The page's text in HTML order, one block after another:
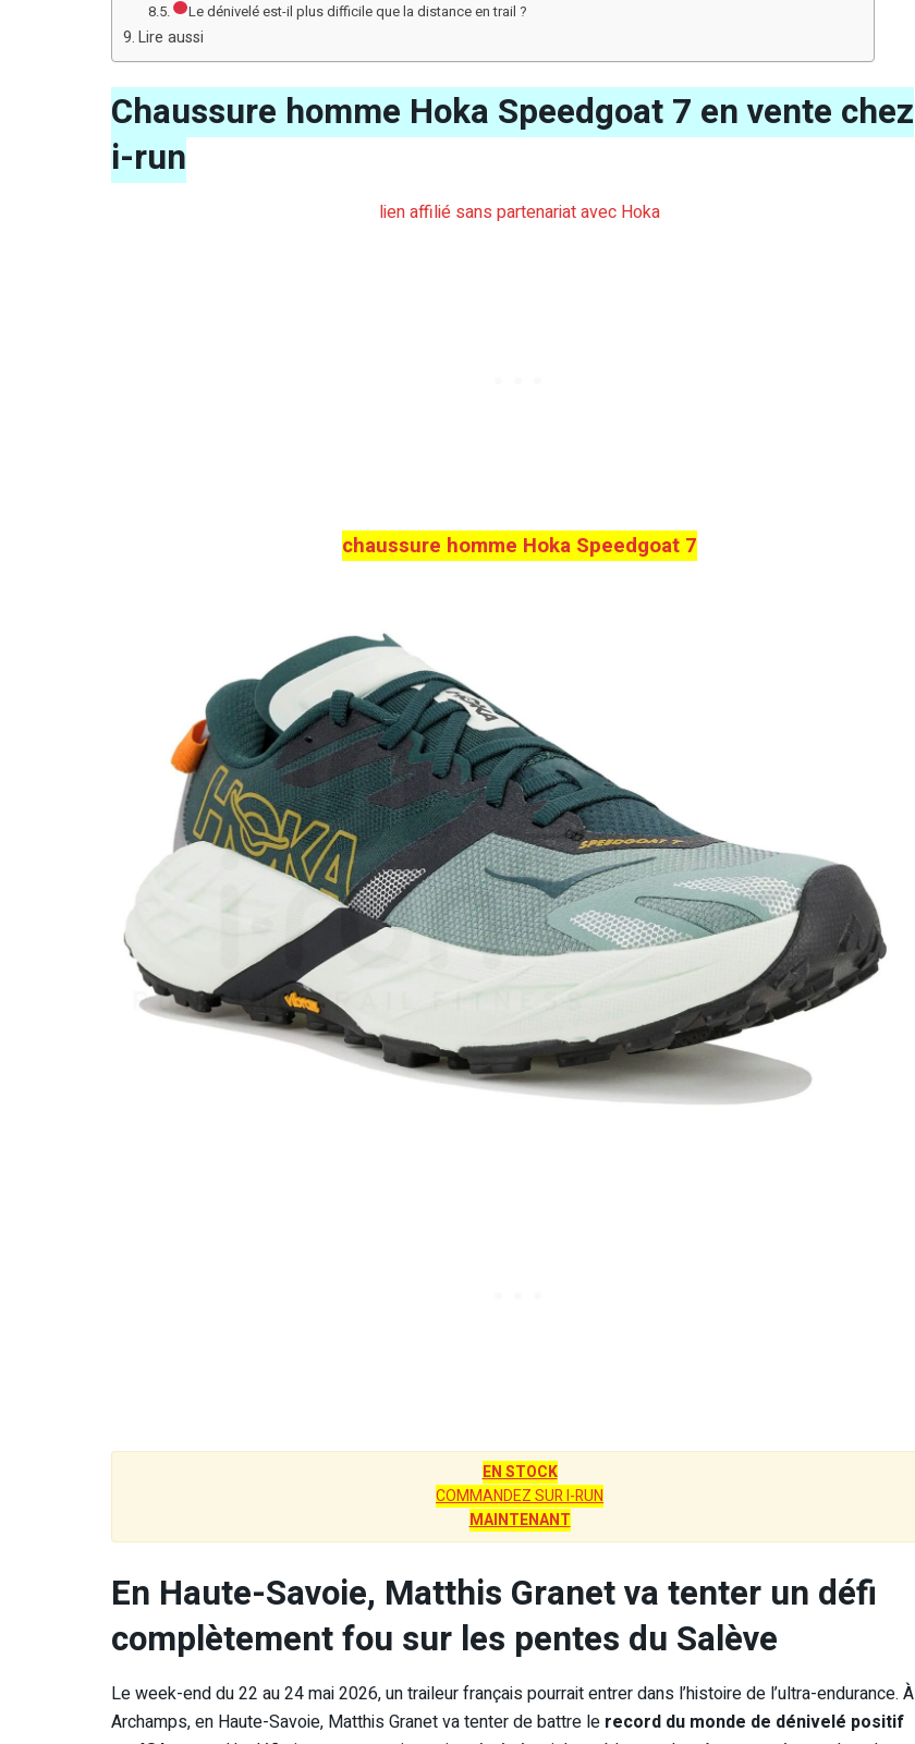
Le dénivelé est-il plus difficile que la distance en trail ?
Lire aussi
Chaussure homme Hoka Speedgoat 7 en vente chez
i-run
lien affilié sans partenariat avec Hoka
chaussure homme Hoka Speedgoat 7
EN STOCK
COMMANDEZ SUR I-RUN
MAINTENANT
En Haute-Savoie, Matthis Granet va tenter un défi
complètement fou sur les pentes du Salève
Le week-end du 22 au 24 mai 2026, un traileur français pourrait entrer dans l’histoire de l’ultra-endurance. À
Archamps, en Haute-Savoie, Matthis Granet va tenter de battre le record du monde de dénivelé positif